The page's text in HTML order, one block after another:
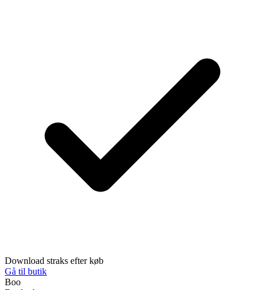
Download straks efter køb
Gå til butik
Boo